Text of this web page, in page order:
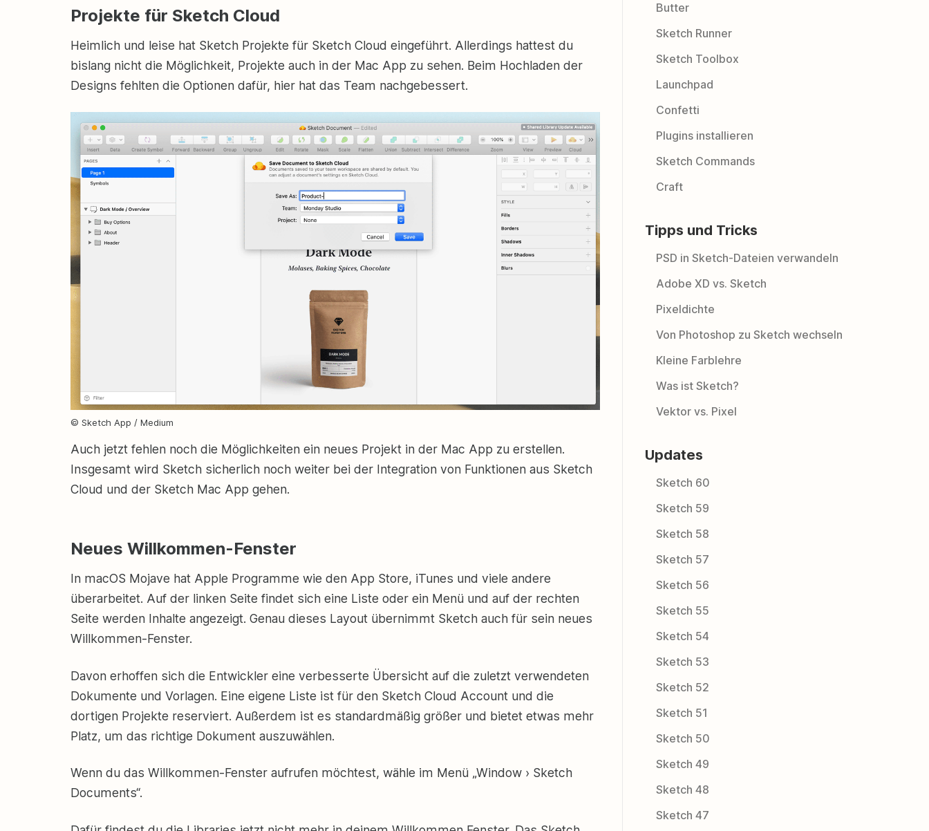
Projekte für Sketch Cloud
Heimlich und leise hat Sketch Projekte für Sketch Cloud eingeführt. Allerdings hattest du
bislang nicht die Möglichkeit, Projekte auch in der Mac App zu sehen. Beim Hochladen der
Designs fehlten die Optionen dafür, hier hat das Team nachgebessert.
© Sketch App / Medium
Auch jetzt fehlen noch die Möglichkeiten ein neues Projekt in der Mac App zu erstellen.
Insgesamt wird Sketch sicherlich noch weiter bei der Integration von Funktionen aus Sketch
Cloud und der Sketch Mac App gehen.
Neues Willkommen-Fenster
In macOS Mojave hat Apple Programme wie den App Store, iTunes und viele andere
überarbeitet. Auf der linken Seite findet sich eine Liste oder ein Menü und auf der rechten
Seite werden Inhalte angezeigt. Genau dieses Layout übernimmt Sketch auch für sein neues
Willkommen-Fenster.
Davon erhoffen sich die Entwickler eine verbesserte Übersicht auf die zuletzt verwendeten
Dokumente und Vorlagen. Eine eigene Liste ist für den Sketch Cloud Account und die
dortigen Projekte reserviert. Außerdem ist es standardmäßig größer und bietet etwas mehr
Platz, um das richtige Dokument auszuwählen.
Wenn du das Willkommen-Fenster aufrufen möchtest, wähle im Menü „Window › Sketch
Documents“.
Butter
Sketch Runner
Sketch Toolbox
Launchpad
Confetti
Plugins installieren
Sketch Commands
Craft
Tipps und Tricks
PSD in Sketch-Dateien verwandeln
Adobe XD vs. Sketch
Pixeldichte
Von Photoshop zu Sketch wechseln
Kleine Farblehre
Was ist Sketch?
Vektor vs. Pixel
Updates
Sketch 60
Sketch 59
Sketch 58
Sketch 57
Sketch 56
Sketch 55
Sketch 54
Sketch 53
Sketch 52
Sketch 51
Sketch 50
Sketch 49
Sketch 48
Sketch 47